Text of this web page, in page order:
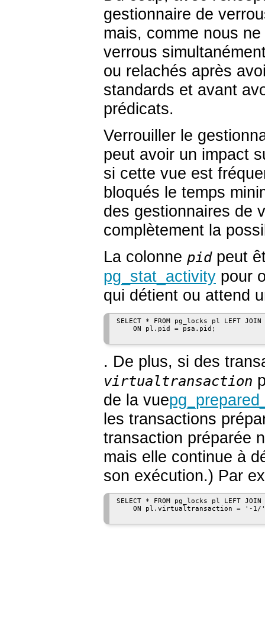
gestionnaire de
mais, comme nous
verrous
ou relachés après
standards et avant
prédicats.
Verrouiller le
peut avoir un impact
si cette vue est
bloqués le temps
des gestionnaires de
complètement la
La colonne pidpeut
pg_stat_activity pour
qui détient ou attend
SELECT * FROM pg_locks pl LEFT
    ON pl.pid = psa.pid;
. De plus, si des
virtualtransaction
de la vue
les transactions
transaction préparée
mais elle continue à
son exécution.) Par
SELECT * FROM pg_locks pl LEFT
ON pl.virtualtransaction = '-1/